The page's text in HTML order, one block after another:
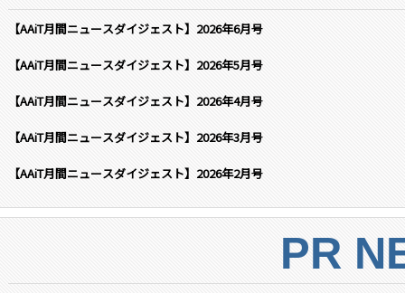
【AAiT月間ニュースダイジェスト】2026年6月号
【AAiT月間ニュースダイジェスト】2026年5月号
【AAiT月間ニュースダイジェスト】2026年4月号
【AAiT月間ニュースダイジェスト】2026年3月号
【AAiT月間ニュースダイジェスト】2026年2月号
PR